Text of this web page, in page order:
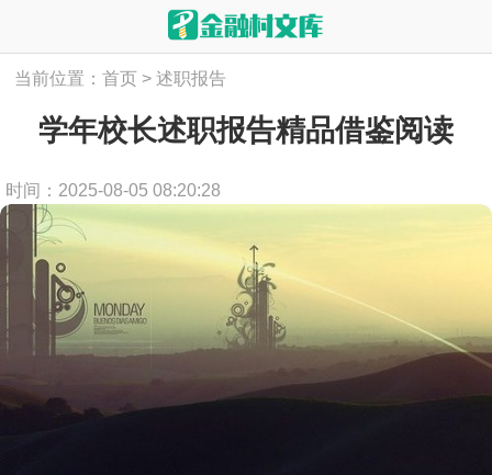
当前位置：首页 > 述职报告
学年校长述职报告精品借鉴阅读
时间：2025-08-05 08:20:28